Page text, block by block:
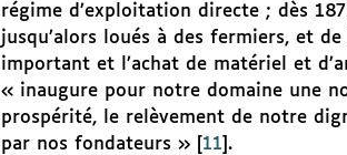
régime d’exploitation directe ; dès
jusqu’alors loués à des fermiers, et
important et l’achat de matériel et
« inaugure pour notre domaine une
prospérité, le relèvement de notre
par nos fondateurs »[ 11 .